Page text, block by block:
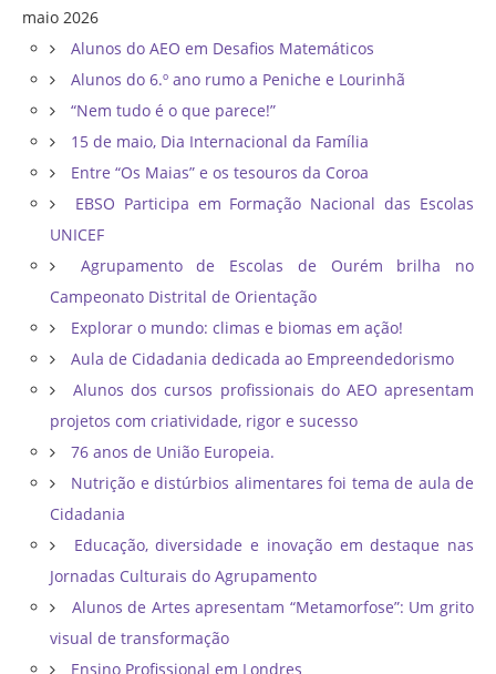
maio 2026
Alunos do AEO em Desafios Matemáticos
Alunos do 6.º ano rumo a Peniche e Lourinhã
“Nem tudo é o que parece!”
15 de maio, Dia Internacional da Família
Entre “Os Maias” e os tesouros da Coroa
EBSO Participa em Formação Nacional das Escolas
UNICEF
Agrupamento de Escolas de Ourém brilha no
Campeonato Distrital de Orientação ​
Explorar o mundo: climas e biomas em ação!
Aula de Cidadania dedicada ao Empreendedorismo
Alunos dos cursos profissionais do AEO apresentam
projetos com criatividade, rigor e sucesso
76 anos de União Europeia.
Nutrição e distúrbios alimentares foi tema de aula de
Cidadania
Educação, diversidade e inovação em destaque nas
Jornadas Culturais do Agrupamento
Alunos de Artes apresentam “Metamorfose”: Um grito
visual de transformação
Ensino Profissional em Londres